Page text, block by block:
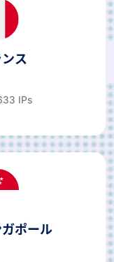
ンス
IPs
ガポール